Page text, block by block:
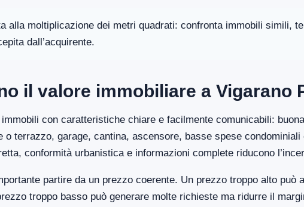
alla moltiplicazione dei metri quadrati: confronta immobili simili,
dall’acquirente.
il valore immobiliare a Vigarano
con caratteristiche chiare e facilmente comunicabili:
o terrazzo, garage, cantina, ascensore, basse spese
conformità urbanistica e informazioni complete riducono
partire da un prezzo coerente. Un prezzo troppo alto può
troppo basso può generare molte richieste ma ridurre il